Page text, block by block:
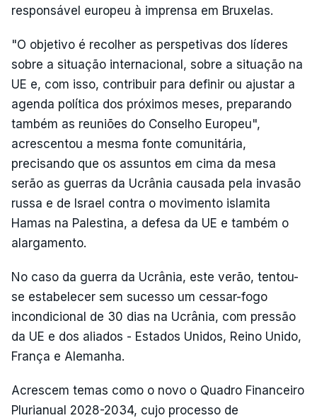
responsável europeu à imprensa em Bruxelas.
"O objetivo é recolher as perspetivas dos líderes
sobre a situação internacional, sobre a situação na
UE e, com isso, contribuir para definir ou ajustar a
agenda política dos próximos meses, preparando
também as reuniões do Conselho Europeu",
acrescentou a mesma fonte comunitária,
precisando que os assuntos em cima da mesa
serão as guerras da Ucrânia causada pela invasão
russa e de Israel contra o movimento islamita
Hamas na Palestina, a defesa da UE e também o
alargamento.
No caso da guerra da Ucrânia, este verão, tentou-
se estabelecer sem sucesso um cessar-fogo
incondicional de 30 dias na Ucrânia, com pressão
da UE e dos aliados - Estados Unidos, Reino Unido,
França e Alemanha.
Acrescem temas como o novo o Quadro Financeiro
Plurianual 2028-2034, cujo processo de